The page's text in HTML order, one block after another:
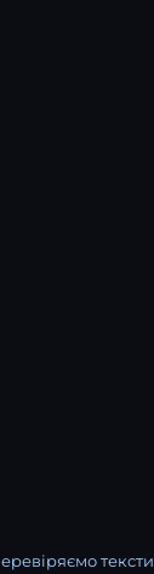
тексти